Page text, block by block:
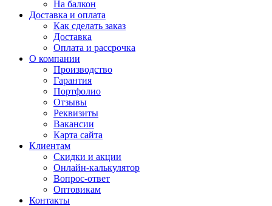
На балкон
Доставка и оплата
Как сделать заказ
Доставка
Оплата и рассрочка
О компании
Производство
Гарантия
Портфолио
Отзывы
Реквизиты
Вакансии
Карта сайта
Клиентам
Скидки и акции
Онлайн-калькулятор
Вопрос-ответ
Оптовикам
Контакты